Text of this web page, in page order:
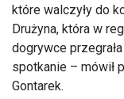
które walczyły do
Drużyna, która w
dogrywce
spotkanie – mówił
Gontarek.